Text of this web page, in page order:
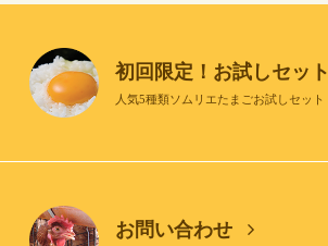
初回限定！お試しセット
人気5種類ソムリエたまごお試しセット
お問い合わせ